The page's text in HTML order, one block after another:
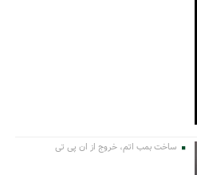
ساخت بمب اتم، خروج از ان پی تی